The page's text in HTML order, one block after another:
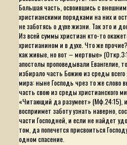
Большая часть, освоившись с
христианскими порядками на них и
не заботясь о духе жизни. Так это и
Из всей суммы христиан кто-то
христианином и в духе. Что же
как живые, но вот – мертвые»
апостолы проповедывали Евангелие,
избирало часть Божию из среды всего
мира: ныне Господь чрез то же слово
часть свою из среды христианского
«Читающий да разумеет» (Мф.24:15),
восприимет заботу узнать наверно,
части Господней, и если не найдет
том, да попечется присвоиться
одном спасение.